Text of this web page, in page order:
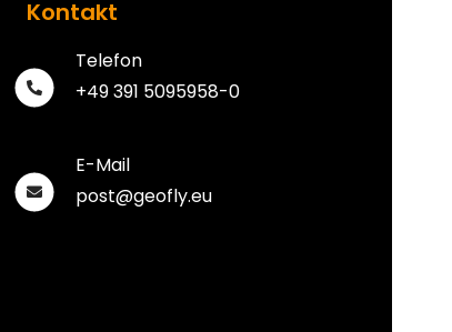
Kontakt
Telefon
+49 391 5095958-0
E-Mail
post@geofly.eu